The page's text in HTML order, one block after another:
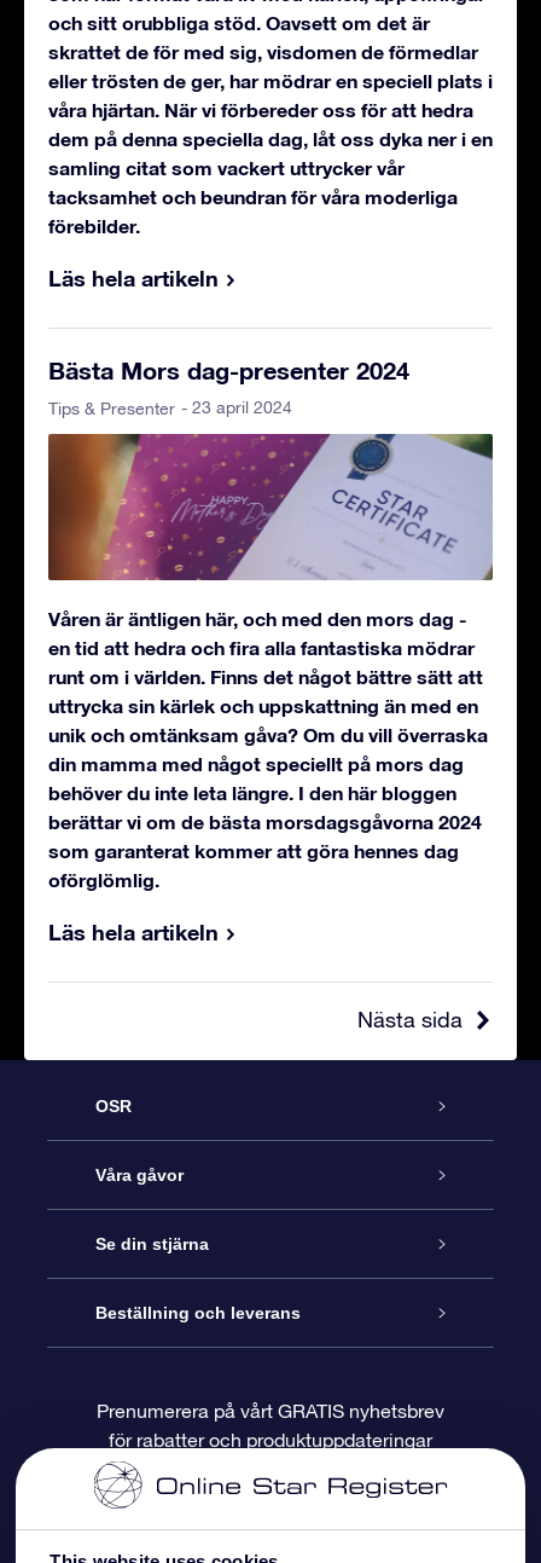
och sitt orubbliga stöd. Oavsett om det är
skrattet de för med sig, visdomen de förmedlar
eller trösten de ger, har mödrar en speciell plats i
våra hjärtan. När vi förbereder oss för att hedra
dem på denna speciella dag, låt oss dyka ner i en
samling citat som vackert uttrycker vår
tacksamhet och beundran för våra moderliga
förebilder.
Läs hela artikeln
Bästa Mors dag-presenter 2024
Tips & Presenter - 23 april 2024
Våren är äntligen här, och med den mors dag -
en tid att hedra och fira alla fantastiska mödrar
runt om i världen. Finns det något bättre sätt att
uttrycka sin kärlek och uppskattning än med en
unik och omtänksam gåva? Om du vill överraska
din mamma med något speciellt på mors dag
behöver du inte leta längre. I den här bloggen
berättar vi om de bästa morsdagsgåvorna 2024
som garanterat kommer att göra hennes dag
oförglömlig.
Läs hela artikeln
Nästa sida
OSR
Kundtjänst
Kontakta oss
Blogg
Recensioner
Våra gåvor
Online-Stjärngåva
OSR Gåvopaket
OSR Presentkort
Företagspresenter
Se din stjärna
Stjärnregiste
Personlig Stjärnsida
One Million Stars
Beställning och leverans
Betalningsinformation
Prenumerera på vårt GRATIS nyhetsbrev
för rabatter och produktuppdateringar